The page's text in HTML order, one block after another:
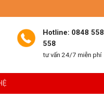
Hotline: 0848 558
558
tư vấn 24/7 miễn phí